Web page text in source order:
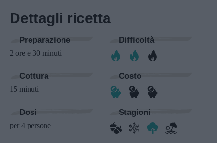
Dettagli ricetta
Preparazione
2 ore e 30 minuti
Difficoltà
Cottura
15 minuti
Costo
Dosi
per 4 persone
Stagioni